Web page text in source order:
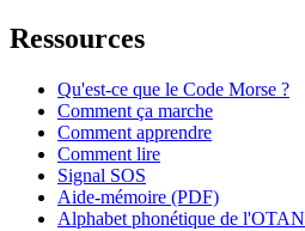
Ressources
Qu'est-ce que le Code Morse ?
Comment ça marche
Comment apprendre
Comment lire
Signal SOS
Aide-mémoire (PDF)
Alphabet phonétique de l'OTAN